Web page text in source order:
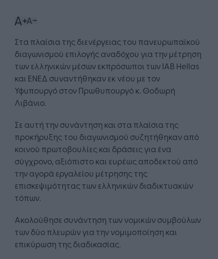
Στα πλαίσια της διενέργειας του πανευρωπαϊκού
διαγωνισμού επιλογής αναδόχου για την μέτρηση
των ελληνικών μέσων εκπρόσωποι των IAB Hellas
και ΕΝΕΔ συναντήθηκαν εκ νέου με τον
Υφυπουργό στον Πρωθυπουργό κ. Θοδωρή
Λιβάνιο.
Σε αυτή την συνάντηση και στα πλαίσια της
προκήρυξης του διαγωνισμού συζητήθηκαν από
κοινού πρωτοβουλίες και δράσεις για ένα
σύγχρονο, αξιόπιστο και ευρέως αποδεκτού από
την αγορά εργαλείου μέτρησης της
επισκεψιμότητας των ελληνικών διαδικτυακών
τόπων.
Ακολούθησε συνάντηση των νομικών συμβούλων
των δύο πλευρών για την νομιμοποίηση και
επικύρωση της διαδικασίας.